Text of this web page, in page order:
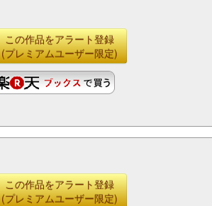
この作品をアラート登録
(プレミアムユーザー限定)
この作品をアラート登録
(プレミアムユーザー限定)